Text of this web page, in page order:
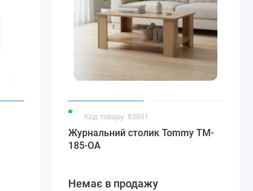
Код товару: 83891
Журнальний столик Tommy TM-
185-OA
Немає в продажу